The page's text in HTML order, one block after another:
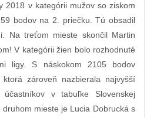
2018 v kategórii mužov so ziskom
bodov na 2. priečku. Tú obsadil
Na treťom mieste skončil Martin
! V kategórii žien bolo rozhodnuté
ligy. S náskokom 2105 bodov
zároveň nazbierala najvyšší
v tabuľke Slovenskej
mieste je Lucia Dobrucká s